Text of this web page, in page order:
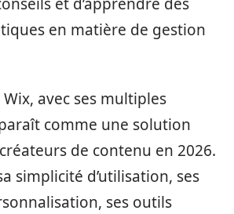
en matière de gestion
avec ses multiples
comme une solution
de contenu en 2026.
simplicité d’utilisation, ses
ses outils